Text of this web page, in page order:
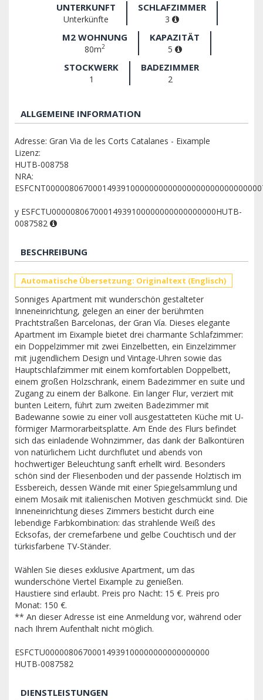
UNTERKUNFT
Unterkünfte
SCHLAFZIMMER
3
M2 WOHNUNG
80m2
KAPAZITÄT
5
STOCKWERK
1
BADEZIMMER
2
ALLGEMEINE INFORMATION
Adresse: Gran Via de les Corts Catalanes - Eixample
Lizenz:
HUTB-008758
NRA:
y ESFCTU00000806700014939100000000000000000HUTB-
0087582
BESCHREIBUNG
Automatische Übersetzung: Originaltext (Englisch)
Sonniges Apartment mit wunderschön gestalteter
Inneneinrichtung, gelegen an einer der berühmten
Prachtstraßen Barcelonas, der Gran Vía. Dieses elegante
Apartment im Eixample bietet drei charmante Schlafzimmer:
ein Doppelzimmer mit zwei Einzelbetten, ein Einzelzimmer
mit jugendlichem Design und Vintage-Uhren sowie das
Hauptschlafzimmer mit einem komfortablen Doppelbett,
einem großen Holzschrank, einem Badezimmer en suite und
Zugang zu einem der Balkone. Ein langer Flur, verziert mit
bunten Leitern, führt zum zweiten Badezimmer mit
Badewanne sowie zu einer voll ausgestatteten Küche mit U-
förmiger Marmorarbeitsplatte. Am Ende des Flurs befindet
sich das einladende Wohnzimmer, das dank der Balkontüren
von natürlichem Licht durchflutet und abends von
hochwertiger Beleuchtung sanft erhellt wird. Besonders
schön sind der Fliesenboden und der passende Holztisch im
Essbereich, dessen Wände mit einer Spiegelsammlung und
einem Mosaik mit italienischen Motiven geschmückt sind. Die
Inneneinrichtung dieses Zimmers besticht durch eine
lebendige Farbkombination: das strahlende Weiß des
Ecksofas, der cremefarbene und gelbe Couchtisch und der
türkisfarbene TV-Ständer.
Wählen Sie dieses exklusive Apartment, um das
wunderschöne Viertel Eixample zu genießen.
Haustiere sind erlaubt. Preis pro Nacht: 15 €. Preis pro
Monat: 150 €.
** An dieser Adresse ist eine Anmeldung vor, während oder
nach Ihrem Aufenthalt nicht möglich.
ESFCTU00000806700014939100000000000000000
HUTB-0087582
DIENSTLEISTUNGEN